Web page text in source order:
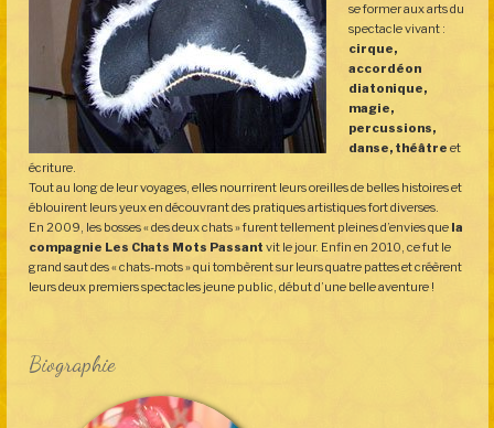
se former aux arts du
spectacle vivant :
cirque,
accordéon
diatonique,
magie,
percussions,
danse, théâtre et
écriture.
Tout au long de leur voyages, elles nourrirent leurs oreilles de belles histoires et
éblouirent leurs yeux en découvrant des pratiques artistiques fort diverses.
En 2009, les bosses « des deux chats » furent tellement pleines d’envies que la
compagnie Les Chats Mots Passant vit le jour. Enfin en 2010, ce fut le
grand saut des « chats-mots » qui tombèrent sur leurs quatre pattes et créèrent
leurs deux premiers spectacles jeune public, début d’une belle aventure !
Biographie